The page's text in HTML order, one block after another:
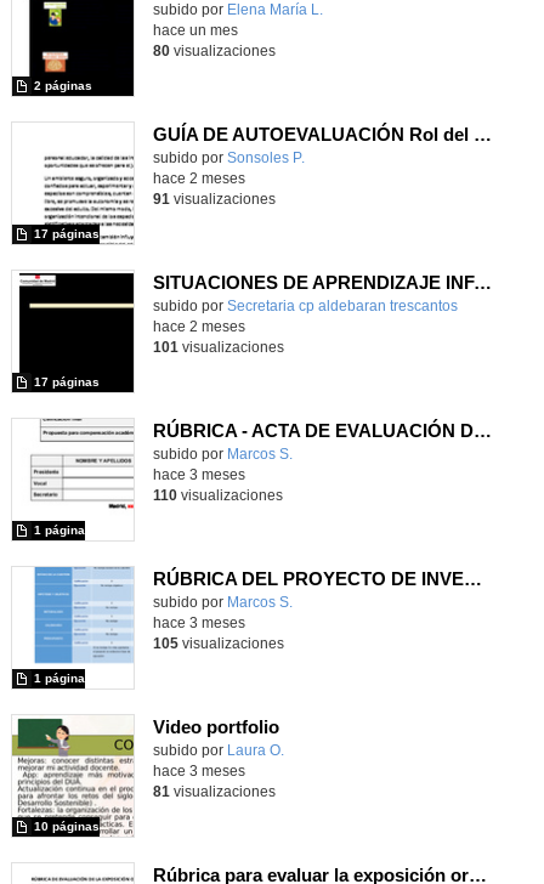
Contenido educativo.
subido por Elena María L.
2 páginas
hace un mes
80visualizaciones
GUÍA DE AUTOEVALUACIÓN Rol del personal educador como acompañantes del juego
Contenido educativo.
subido por Sonsoles P.
17 páginas
hace 2 meses
91 visualizaciones
SITUACIONES DE APRENDIZAJE INFANTIL
Contenido educativo.
subido por Secretaria cp aldebaran trescantos
17 páginas
-
hace 2 meses
101 visualizaciones
RÚBRICA - ACTA DE EVALUACIÓN DE LA DEFENSA (TRIBUNAL)
Contenido educativo.
subido por Marcos S.
1 página
hace 3 meses
110visualizaciones
RÚBRICA DEL PROYECTO DE INVESTIGACIÓN ESCRITO
Contenido educativo.
subido por Marcos S.
1 página
hace 3 meses
105visualizaciones
Video portfolio
Contenido educativo.
subido por Laura O.
10 páginas
hace 3 meses
81 visualizaciones
Rúbrica para evaluar la exposición oral del alumnado